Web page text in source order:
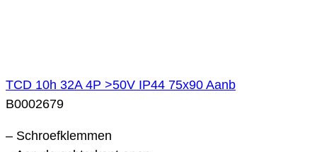
TCD 10h 32A 4P >50V IP44 75x90 Aanb
B0002679
– Schroefklemmen